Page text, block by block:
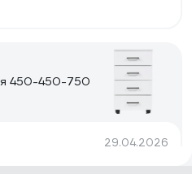
450-450-750
29.04.2026
решение для офиса.